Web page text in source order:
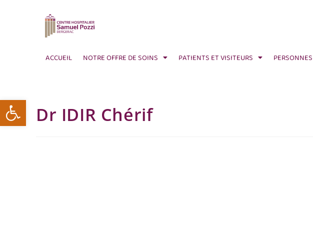
Ouvrir la barre d’outils
ACCUEIL NOTRE OFFRE DE SOINS PATIENTS ET VISITEURS
Dr IDIR Chérif